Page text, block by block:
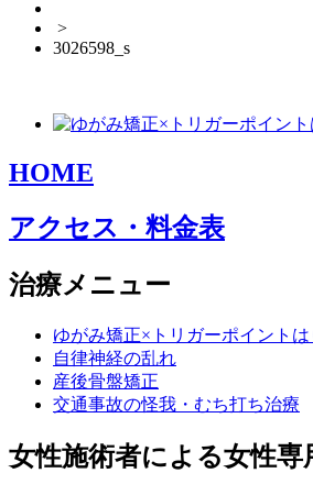
>
3026598_s
HOME
アクセス・料金表
治療メニュー
ゆがみ矯正×トリガーポイントは
自律神経の乱れ
産後骨盤矯正
交通事故の怪我・むち打ち治療
女性施術者による女性専